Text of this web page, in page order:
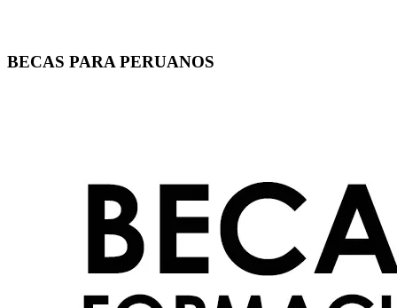
BECAS PARA PERUANOS